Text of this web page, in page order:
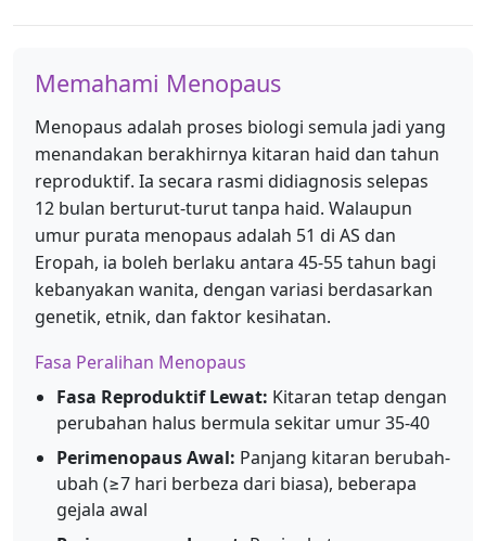
Memahami Menopaus
Menopaus adalah proses biologi semula jadi yang
menandakan berakhirnya kitaran haid dan tahun
reproduktif. Ia secara rasmi didiagnosis selepas
12 bulan berturut-turut tanpa haid. Walaupun
umur purata menopaus adalah 51 di AS dan
Eropah, ia boleh berlaku antara 45-55 tahun bagi
kebanyakan wanita, dengan variasi berdasarkan
genetik, etnik, dan faktor kesihatan.
Fasa Peralihan Menopaus
Fasa Reproduktif Lewat: Kitaran tetap dengan
perubahan halus bermula sekitar umur 35-40
Perimenopaus Awal: Panjang kitaran berubah-
ubah (≥7 hari berbeza dari biasa), beberapa
gejala awal